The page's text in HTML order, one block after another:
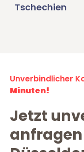
Tschechien
Unverbindlicher
Minuten!
Jetzt
anfragen